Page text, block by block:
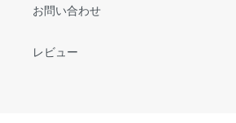
お問い合わせ
レビュー